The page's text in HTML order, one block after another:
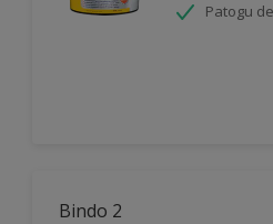
Patogu
Bindo 2